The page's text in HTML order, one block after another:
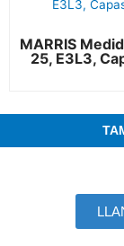
MARRIS
25, E3L3,